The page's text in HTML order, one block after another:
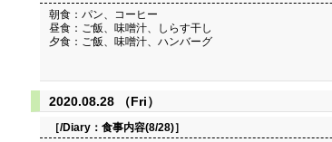
朝食：パン、コーヒー
昼食：ご飯、味噌汁、しらす干し
夕食：ご飯、味噌汁、ハンバーグ
2020.08.28 （Fri）
［/Diary： 食事内容(8/28)］